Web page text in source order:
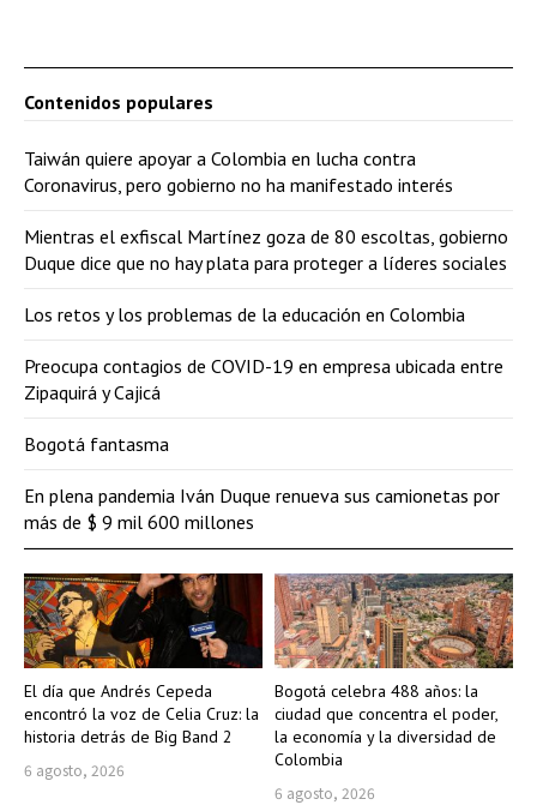
El día que Andrés Cepeda
encontró la voz de Celia Cruz: la
historia detrás de Big Band 2
6 agosto, 2026
Bogotá celebra 488 años: la
ciudad que concentra el poder,
la economía y la diversidad de
Colombia
6 agosto, 2026
Contenidos populares
Taiwán quiere apoyar a Colombia en lucha contra
Coronavirus, pero gobierno no ha manifestado interés
Mientras el exfiscal Martínez goza de 80 escoltas, gobierno
Duque dice que no hay plata para proteger a líderes sociales
Los retos y los problemas de la educación en Colombia
Preocupa contagios de COVID-19 en empresa ubicada entre
Zipaquirá y Cajicá
Bogotá fantasma
En plena pandemia Iván Duque renueva sus camionetas por
más de $ 9 mil 600 millones